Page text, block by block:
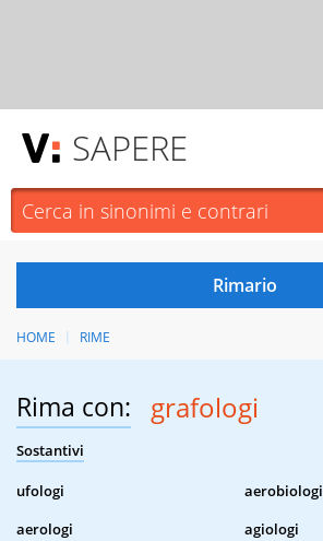
SAPERE
HOME RIME
Rima con: grafologi
Sostantivi
ufologi
aerobiologi
aerologi
agiologi